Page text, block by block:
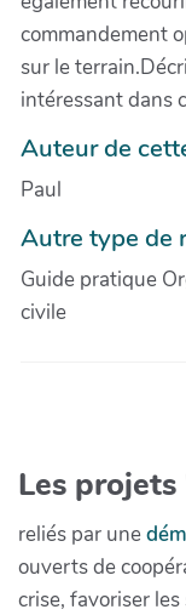
commandement
sur le
intéressant dans
Auteur de
Paul
Autre type de
Guide pratique
civile
Les
reliés par une
ouverts de
crise, favoriser